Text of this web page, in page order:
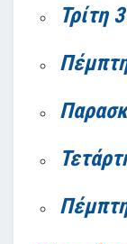
Τρίτη